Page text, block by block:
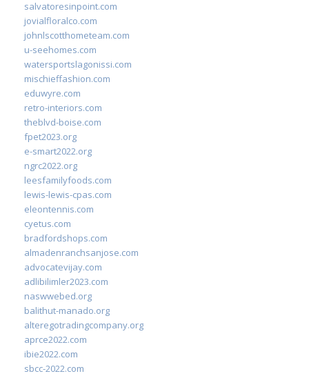
salvatoresinpoint.com
jovialfloralco.com
johnlscotthometeam.com
u-seehomes.com
watersportslagonissi.com
mischieffashion.com
eduwyre.com
retro-interiors.com
theblvd-boise.com
fpet2023.org
e-smart2022.org
ngrc2022.org
leesfamilyfoods.com
lewis-lewis-cpas.com
eleontennis.com
cyetus.com
bradfordshops.com
almadenranchsanjose.com
advocatevijay.com
adlibilimler2023.com
naswwebed.org
balithut-manado.org
alteregotradingcompany.org
aprce2022.com
ibie2022.com
sbcc-2022.com